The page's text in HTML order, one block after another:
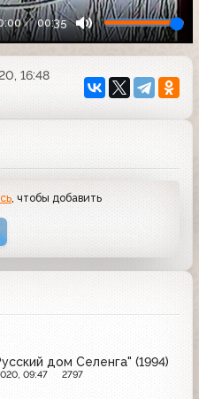
00:35
16:48
, чтобы добавить
дом Селенга" (1994)
09:47 2797